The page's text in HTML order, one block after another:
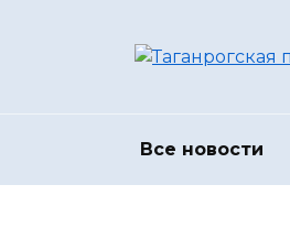
Все новости